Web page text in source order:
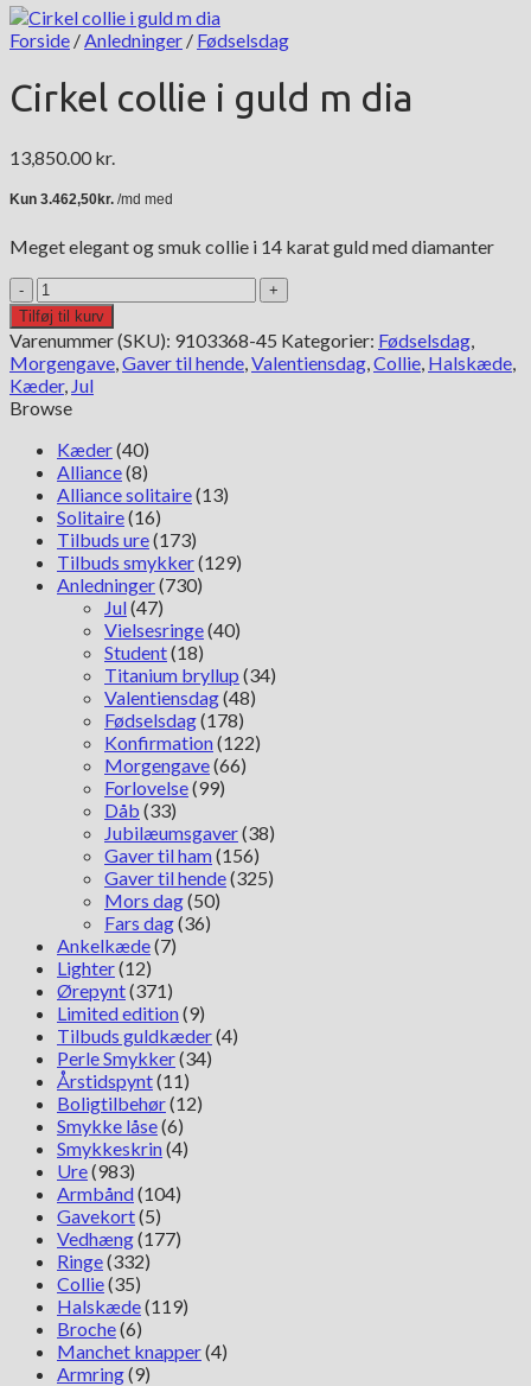
Forside /Anledninger / Fødselsdag
Cirkel collie i guld m dia
13,850.00 kr.
Meget elegant og smuk collie i 14 karat guld med diamanter
Cirkel
collie
i
guld
m
dia
antal
Tilføj til kurv
Varenummer (SKU): 9103368-45 Kategorier: Fødselsdag,
Morgengave,Gaver til hende,Valentiensdag,Collie, Halskæde,
Kæder, Jul
Browse
Kæder(40)
Alliance(8)
Alliance solitaire(13)
Solitaire(16)
Tilbuds ure(173)
Tilbuds smykker(129)
Anledninger(730)
Jul(47)
Vielsesringe(40)
Student(18)
Titanium bryllup (34)
Valentiensdag(48)
Fødselsdag(178)
Konfirmation(122)
Morgengave(66)
Forlovelse(99)
Dåb (33)
Jubilæumsgaver(38)
Gaver til ham(156)
Gaver til hende(325)
Mors dag(50)
Fars dag(36)
Ankelkæde(7)
Lighter(12)
Ørepynt(371)
Limited edition(9)
Tilbuds guldkæder(4)
Perle Smykker(34)
Årstidspynt(11)
Boligtilbehør(12)
Smykke låse(6)
Smykkeskrin(4)
Ure(983)
Armbånd(104)
Gavekort(5)
Vedhæng(177)
Ringe(332)
Collie(35)
Halskæde(119)
Broche(6)
Manchet knapper(4)
Armring(9)